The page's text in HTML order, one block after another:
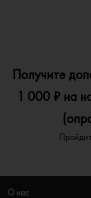
Получите
1 000 ₽ на
О нас